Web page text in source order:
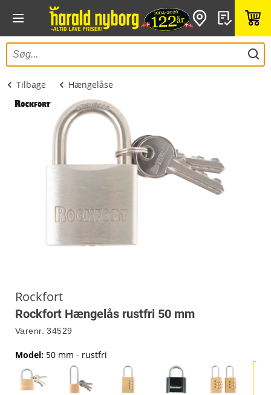
Tilbage Hængelåse
Rockfort
Rockfort Hængelås rustfri 50 mm
Varenr. 34529
Model: 50 mm - rustfri